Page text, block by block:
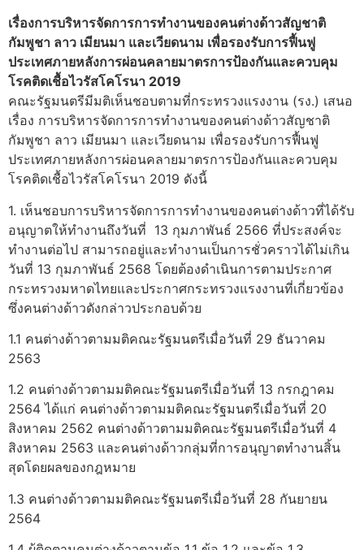
เรื่องการบริหารจัดการการทำงานของคนต่างด้าวสัญชาติ
กัมพูชา ลาว เมียนมา และเวียดนาม เพื่อรองรับการฟื้นฟู
ประเทศภายหลังการผ่อนคลายมาตรการป้องกันและควบคุม
โรคติดเชื้อไวรัสโคโรนา 2019
คณะรัฐมนตรีมีมติเห็นชอบตามที่กระทรวงแรงงาน (รง.) เสนอ
เรื่อง การบริหารจัดการการทำงานของคนต่างด้าวสัญชาติ
กัมพูชา ลาว เมียนมา และเวียดนาม เพื่อรองรับการฟื้นฟู
ประเทศภายหลังการผ่อนคลายมาตรการป้องกันและควบคุม
โรคติดเชื้อไวรัสโคโรนา 2019 ดังนี้
1. เห็นชอบการบริหารจัดการการทำงานของคนต่างด้าวที่ได้รับ
อนุญาตให้ทำงานถึงวันที่ 13 กุมภาพันธ์ 2566 ที่ประสงค์จะ
ทำงานต่อไป สามารถอยู่และทำงานเป็นการชั่วคราวได้ไม่เกิน
วันที่ 13 กุมภาพันธ์ 2568 โดยต้องดำเนินการตามประกาศ
กระทรวงมหาดไทยและประกาศกระทรวงแรงงานที่เกี่ยวข้อง
ซึ่งคนต่างด้าวดังกล่าวประกอบด้วย
1.1 คนต่างด้าวตามมติคณะรัฐมนตรีเมื่อวันที่ 29 ธันวาคม
2563
1.2 คนต่างด้าวตามมติคณะรัฐมนตรีเมื่อวันที่ 13 กรกฎาคม
2564 ได้แก่ คนต่างด้าวตามมติคณะรัฐมนตรีเมื่อวันที่ 20
สิงหาคม 2562 คนต่างด้าวตามมติคณะรัฐมนตรีเมื่อวันที่ 4
สิงหาคม 2563 และคนต่างด้าวกลุ่มที่การอนุญาตทำงานสิ้น
สุดโดยผลของกฎหมาย
1.3 คนต่างด้าวตามมติคณะรัฐมนตรีเมื่อวันที่ 28 กันยายน
2564